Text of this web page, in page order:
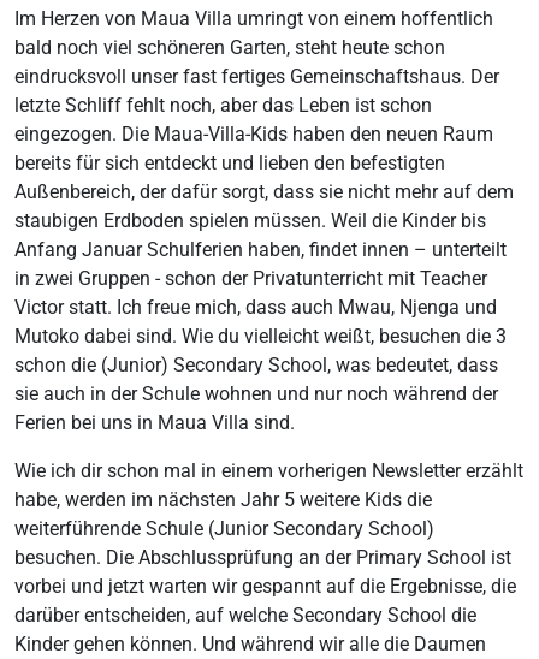
Im Herzen von Maua Villa umringt von einem hoffentlich
bald noch viel schöneren Garten, steht heute schon
eindrucksvoll unser fast fertiges Gemeinschaftshaus. Der
letzte Schliff fehlt noch, aber das Leben ist schon
eingezogen. Die Maua-Villa-Kids haben den neuen Raum
bereits für sich entdeckt und lieben den befestigten
Außenbereich, der dafür sorgt, dass sie nicht mehr auf dem
staubigen Erdboden spielen müssen. Weil die Kinder bis
Anfang Januar Schulferien haben, findet innen – unterteilt
in zwei Gruppen - schon der Privatunterricht mit Teacher
Victor statt. Ich freue mich, dass auch Mwau, Njenga und
Mutoko dabei sind. Wie du vielleicht weißt, besuchen die 3
schon die (Junior) Secondary School, was bedeutet, dass
sie auch in der Schule wohnen und nur noch während der
Ferien bei uns in Maua Villa sind.
Wie ich dir schon mal in einem vorherigen Newsletter erzählt
habe, werden im nächsten Jahr 5 weitere Kids die
weiterführende Schule (Junior Secondary School)
besuchen. Die Abschlussprüfung an der Primary School ist
vorbei und jetzt warten wir gespannt auf die Ergebnisse, die
darüber entscheiden, auf welche Secondary School die
Kinder gehen können. Und während wir alle die Daumen